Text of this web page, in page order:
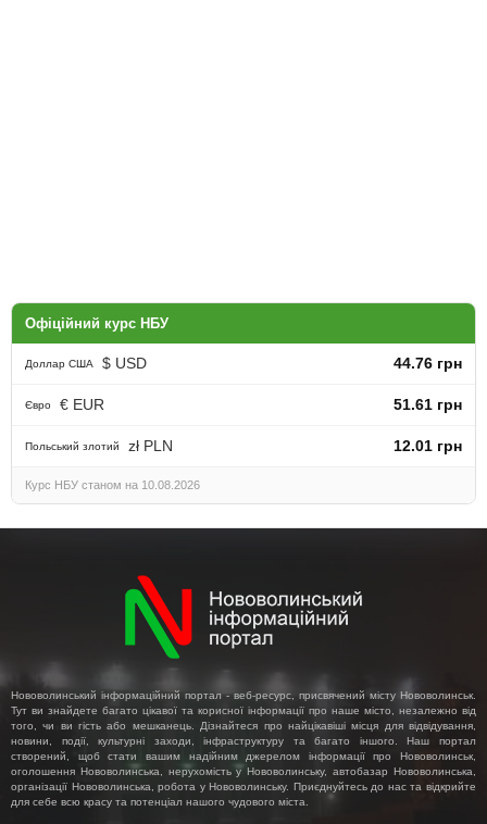
Офіційний курс НБУ
Доллар США $ USD 44.76 грн
Євро € EUR 51.61 грн
Польський злотий zł PLN 12.01 грн
Курс НБУ станом на 10.08.2026
Нововолинський інформаційний портал - веб-ресурс, присвячений місту Нововолинськ.
Тут ви знайдете багато цікавої та корисної інформації про наше місто, незалежно від
того, чи ви гість або мешканець. Дізнайтеся про найцікавіші місця для відвідування,
новини, події, культурні заходи, інфраструктуру та багато іншого. Наш портал
створений, щоб стати вашим надійним джерелом інформації про Нововолинськ,
оголошення Нововолинська, нерухомість у Нововолинську, автобазар Нововолинська,
організації Нововолинська, робота у Нововолинську. Приєднуйтесь до нас та відкрийте
для себе всю красу та потенціал нашого чудового міста.